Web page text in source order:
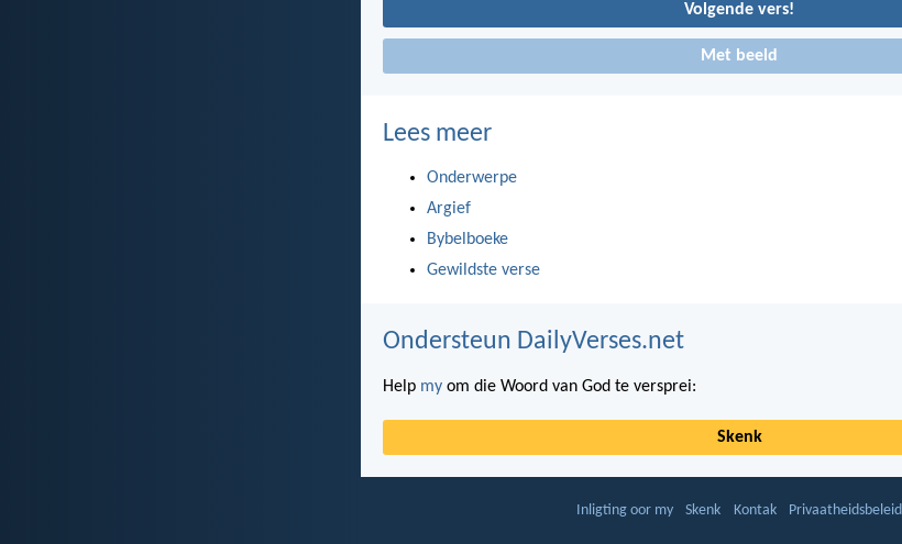
Volgende vers!
Met beeld
Lees meer
Onderwerpe
Argief
Bybelboeke
Gewildste verse
Ondersteun DailyVerses.net
Help my om die Woord van God te versprei:
Skenk
Inligting oor my Skenk Kontak Privaatheidsbeleid